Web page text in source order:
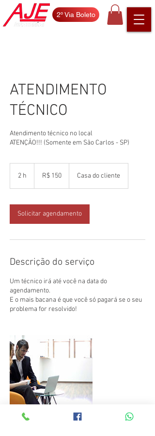
2º Via Boleto
ATENDIMENTO
TÉCNICO
Atendimento técnico no local
2 h
brasileiros
R$ 150 Casa do cliente
Solicitar agendamento
Descrição do serviço
Um técnico irá até você na data do
agendamento.
E o mais bacana é que você só pagará se o seu
problema for resolvido!